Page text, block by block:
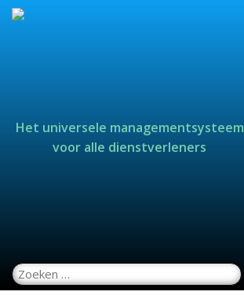
Het universele managementsysteem
voor alle dienstverleners
Zoeken naar: